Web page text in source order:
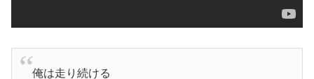
俺は走り続ける